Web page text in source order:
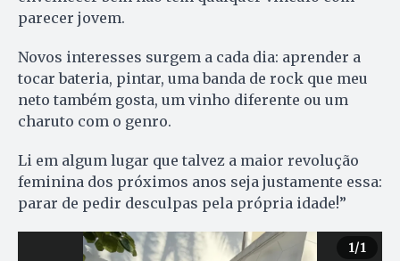
parecer jovem.
Novos interesses surgem a cada dia: aprender a
tocar bateria, pintar, uma banda de rock que meu
neto também gosta, um vinho diferente ou um
charuto com o genro.
Li em algum lugar que talvez a maior revolução
feminina dos próximos anos seja justamente essa:
parar de pedir desculpas pela própria idade!”
1/1